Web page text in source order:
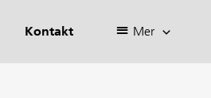
Kontakt Mer